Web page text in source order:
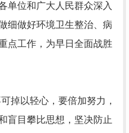
单位和广大人民群众深入
细做好环境卫生整治、病
点工作，为早日全面战胜
掉以轻心，要倍加努力，
盲目攀比思想，坚决防止